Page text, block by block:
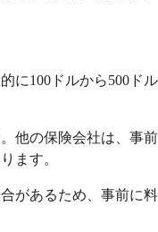
に100ドルから500ドル
他の保険会社は、事前
ます。
があるため、事前に料